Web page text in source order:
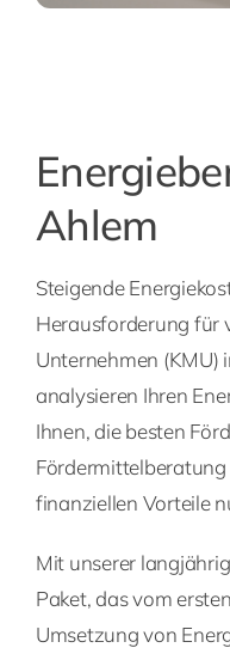
Ahlem
Steigende
Herausforderung für
Unternehmen (KMU)
analysieren Ihren
Ihnen, die besten
finanziellen Vorteile
Mit unserer
Paket, das vom
Umsetzung von